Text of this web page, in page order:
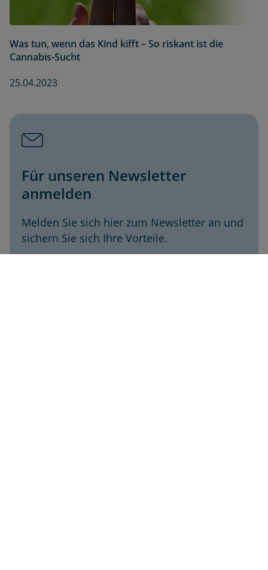
Was tun, wenn das Kind kifft – So riskant ist die
Cannabis-Sucht
25.04.2023
Für unseren Newsletter
anmelden
Melden Sie sich hier zum Newsletter an und
sichern Sie sich Ihre Vorteile.